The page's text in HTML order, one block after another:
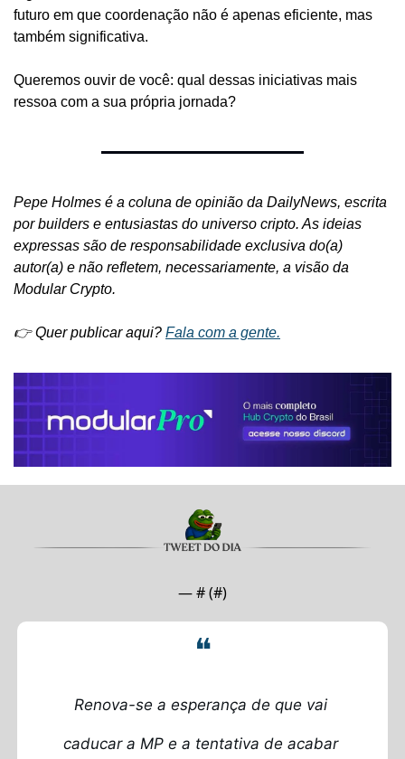
futuro em que coordenação não é apenas eficiente, mas
também significativa.
Queremos ouvir de você: qual dessas iniciativas mais
ressoa com a sua própria jornada?
Pepe Holmes é a coluna de opinião da DailyNews, escrita
por builders e entusiastas do universo cripto. As ideias
expressas são de responsabilidade exclusiva do(a)
autor(a) e não refletem, necessariamente, a visão da
Modular Crypto.
👉 Quer publicar aqui? Fala com a gente.
— # (#)
❝
Renova-se a esperança de que vai
caducar a MP e a tentativa de acabar